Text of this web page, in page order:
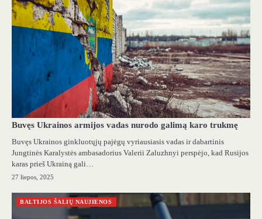
Buvęs Ukrainos armijos vadas nurodo galimą karo trukmę
Buvęs Ukrainos ginkluotųjų pajėgų vyriausiasis vadas ir dabartinis
Jungtinės Karalystės ambasadorius Valerii Zaluzhnyi perspėjo, kad Rusijos
karas prieš Ukrainą gali…
27 liepos, 2025
BALTIJOS ŠALIŲ NAUJIENOS